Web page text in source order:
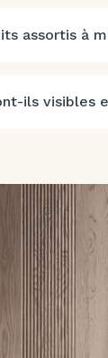
assortis à
ils visibles